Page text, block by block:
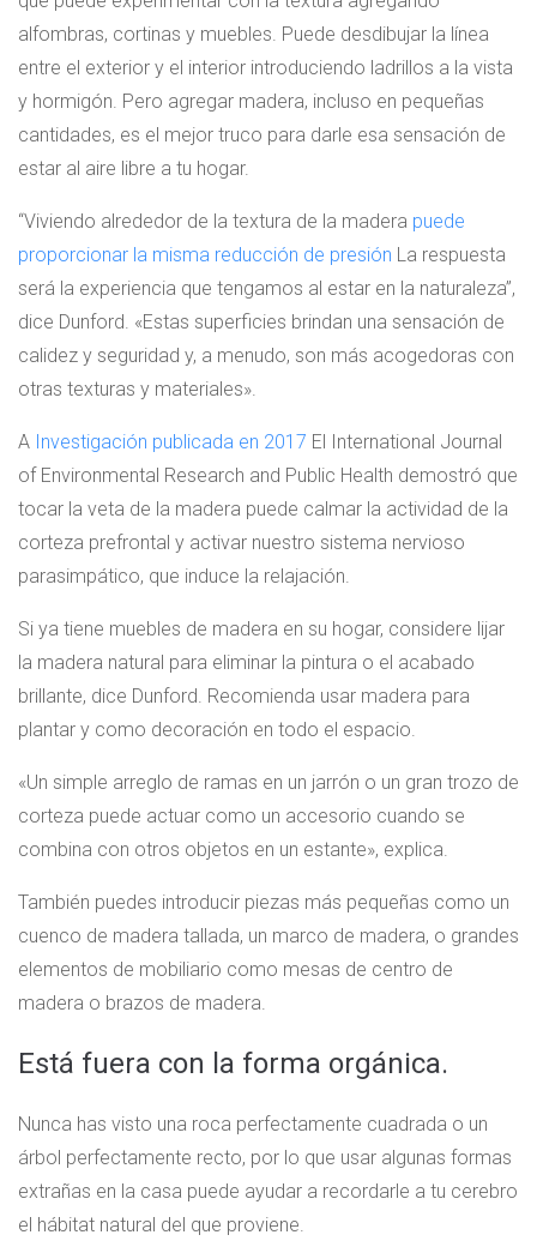
alfombras, cortinas y muebles. Puede desdibujar la línea
entre el exterior y el interior introduciendo ladrillos a la vista
y hormigón. Pero agregar madera, incluso en pequeñas
cantidades, es el mejor truco para darle esa sensación de
estar al aire libre a tu hogar.
“Viviendo alrededor de la textura de la madera puede
proporcionar la misma reducción de presión La respuesta
será la experiencia que tengamos al estar en la naturaleza”,
dice Dunford. «Estas superficies brindan una sensación de
calidez y seguridad y, a menudo, son más acogedoras con
otras texturas y materiales».
A Investigación publicada en 2017 El International Journal
of Environmental Research and Public Health demostró que
tocar la veta de la madera puede calmar la actividad de la
corteza prefrontal y activar nuestro sistema nervioso
parasimpático, que induce la relajación.
Si ya tiene muebles de madera en su hogar, considere lijar
la madera natural para eliminar la pintura o el acabado
brillante, dice Dunford. Recomienda usar madera para
plantar y como decoración en todo el espacio.
«Un simple arreglo de ramas en un jarrón o un gran trozo de
corteza puede actuar como un accesorio cuando se
combina con otros objetos en un estante», explica.
También puedes introducir piezas más pequeñas como un
cuenco de madera tallada, un marco de madera, o grandes
elementos de mobiliario como mesas de centro de
madera o brazos de madera.
Está fuera con la forma orgánica.
Nunca has visto una roca perfectamente cuadrada o un
árbol perfectamente recto, por lo que usar algunas formas
extrañas en la casa puede ayudar a recordarle a tu cerebro
el hábitat natural del que proviene.